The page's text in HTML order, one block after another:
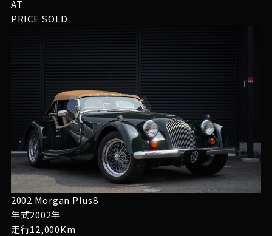
AT
PRICE SOLD
2002 Morgan Plus8
年式2002年
走行12,000Km